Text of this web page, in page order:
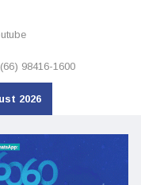
98416-1600
2026